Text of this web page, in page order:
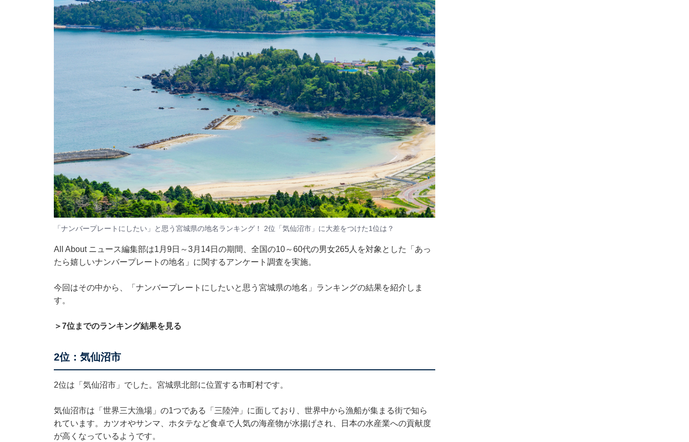
「ナンバープレートにしたい」と思う宮城県の地名ランキング！ 2位「気仙沼市」に大差をつけた1位は？
All About ニュース編集部は1月9日～3月14日の期間、全国の10～60代の男女265人を対象とした「あっ
たら嬉しいナンバープレートの地名」に関するアンケート調査を実施。
今回はその中から、「ナンバープレートにしたいと思う宮城県の地名」ランキングの結果を紹介しま
す。
＞7位までのランキング結果を見る
2位：気仙沼市
2位は「気仙沼市」でした。宮城県北部に位置する市町村です。
気仙沼市は「世界三大漁場」の1つである「三陸沖」に面しており、世界中から漁船が集まる街で知ら
れています。カツオやサンマ、ホタテなど食卓で人気の海産物が水揚げされ、日本の水産業への貢献度
が高くなっているようです。